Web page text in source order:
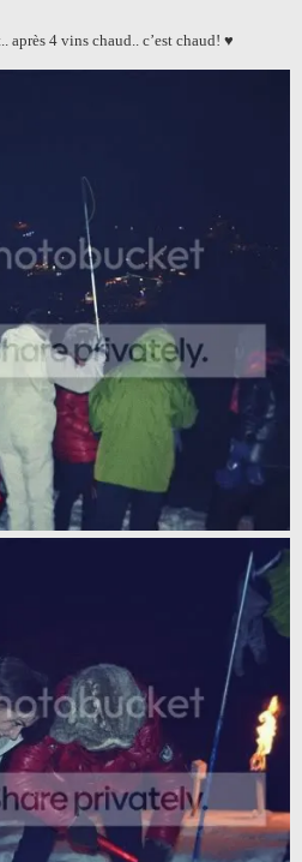
après 4 vins chaud.. c’est chaud! ♥